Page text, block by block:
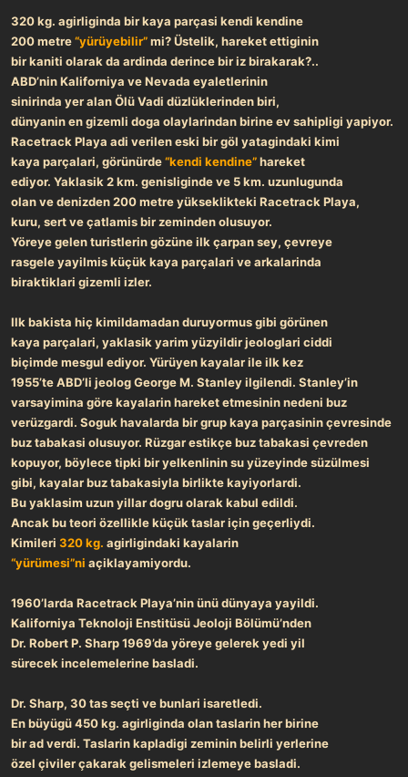
t
a
n
i
h
320 kg. agirliginda bir kaya parçasi kendi kendine
200 metre“yürüyebilir”mi? Üstelik, hareket ettiginin
bir kaniti olarak da ardinda derince bir iz birakarak?..
ABD’nin Kaliforniya ve Nevada eyaletlerinin
sinirinda yer alan Ölü Vadi düzlüklerinden biri,
dünyanin en gizemli doga olaylarindan birine ev sahipligi yapiyor.
Racetrack Playa adi verilen eski bir göl yatagindaki kimi
kaya parçalari, görünürde“kendi kendine”hareket
ediyor. Yaklasik 2 km. genisliginde ve 5 km. uzunlugunda
olan ve denizden 200 metre yükseklikteki Racetrack Playa,
kuru, sert ve çatlamis bir zeminden olusuyor.
Yöreye gelen turistlerin gözüne ilk çarpan sey, çevreye
rasgele yayilmis küçük kaya parçalari ve arkalarinda
biraktiklari gizemli izler.
Ilk bakista hiç kimildamadan duruyormus gibi görünen
kaya parçalari, yaklasik yarim yüzyildir jeologlari ciddi
biçimdemesgul ediyor. Yürüyen kayalar ile ilk kez
1955’teABD’li jeolog George M. Stanley ilgilendi. Stanley’in
varsayimina göre kayalarin hareket etmesinin nedeni buz
verüzgardi. Soguk havalarda bir grup kaya parçasinin çevresinde
buz tabakasi olusuyor. Rüzgar estikçe buz tabakasi çevreden
kopuyor, böylece tipki bir yelkenlinin su yüzeyinde süzülmesi
gibi, kayalar buz tabakasiyla birlikte kayiyorlardi.
Bu yaklasim uzun yillar dogru olarak kabul edildi.
Ancak bu teori özellikle küçük taslar için geçerliydi.
Kimileri 320 kg. agirligindaki kayalarin
“yürümesi”ni açiklayamiyordu.
1960’larda Racetrack Playa’nin ünü dünyaya yayildi.
Kaliforniya Teknoloji Enstitüsü Jeoloji Bölümü’nden
Dr. Robert P. Sharp 1969’da yöreye gelerek yedi yil
sürecek incelemelerine basladi.
Dr. Sharp, 30 tas seçti ve bunlari isaretledi.
En büyügü 450 kg. agirliginda olan taslarin her birine
bir ad verdi. Taslarin kapladigi zeminin belirli yerlerine
özel çivilerçakarak gelismeleri izlemeye basladi.